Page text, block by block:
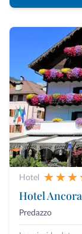
Hotel
Hotel Ancora
Predazzo